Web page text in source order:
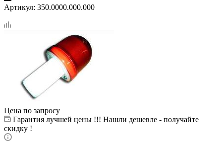
Артикул: 350.0000.000.000
Цена по запросу
Гарантия лучшей цены !!! Нашли дешевле - получайте
скидку !